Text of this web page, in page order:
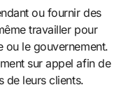
ou fournir des
travailler pour
ou le gouvernement.
sur appel afin de
de leurs clients.